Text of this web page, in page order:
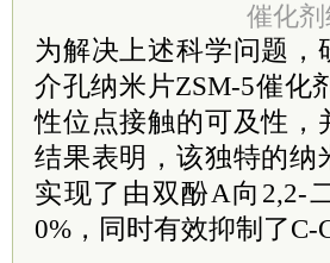
催化
为解决上述科学问题
介孔纳米片ZSM-5催化
性位点接触的可及性，
结果表明，该独特的纳
实现了由双酚A向2,2-
0%，同时有效抑制了